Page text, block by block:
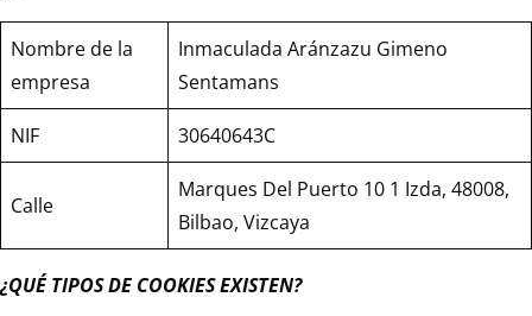
Nombre de la
empresa
Inmaculada Aránzazu Gimeno
Sentamans
NIF 30640643C
Calle
Marques Del Puerto 10 1 Izda, 48008,
Bilbao, Vizcaya
¿QUÉ TIPOS DE COOKIES EXISTEN?